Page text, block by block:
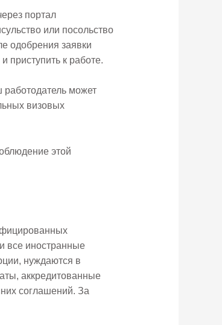
портал
или посольство
одобрения заявки
приступить к работе.
может
визовых
этой
все иностранные
нуждаются в
аккредитованные
соглашений. За